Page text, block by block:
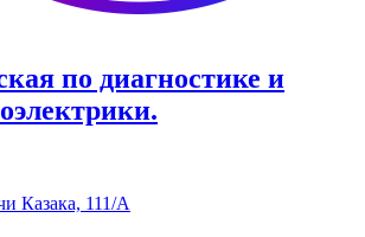
по диагностике и
Казака, 111/А